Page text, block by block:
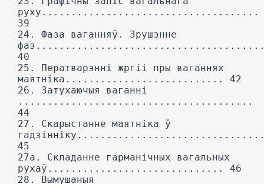
руху.....................................
39
24. Фаза ваганняў. Зрушэнне
40
25. Ператварэнні жргіі пры ваганнях
маятніка........................... 42
26. Затухаючыя ваганні
........................................
44
27. Скарыстанне маятніка ў
45
27а. Складанне гарманічных вагальных
рухаў.............................. 46
28. Вымушаныя